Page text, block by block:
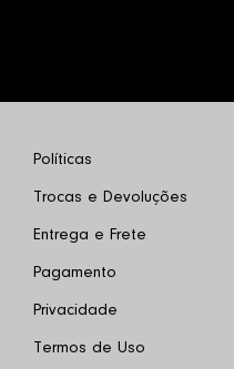
Políticas
Trocas e Devoluções
Entrega e Frete
Pagamento
Privacidade
Termos de Uso